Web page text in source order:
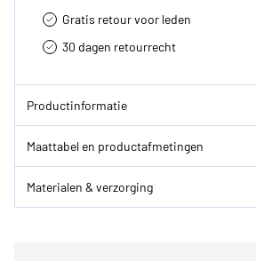
Gratis retour voor leden
30 dagen retourrecht­
Productinformatie
Maattabel en productafmetingen
Materialen & verzorging